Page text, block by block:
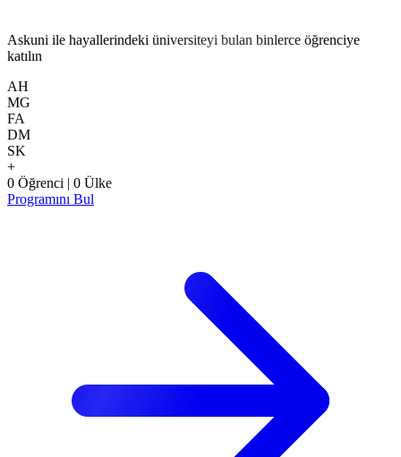
Askuni ile hayallerindeki üniversiteyi bulan binlerce öğrenciye
katılın
AH
MG
FA
DM
SK
+
0 Öğrenci | 0 Ülke
Programını Bul